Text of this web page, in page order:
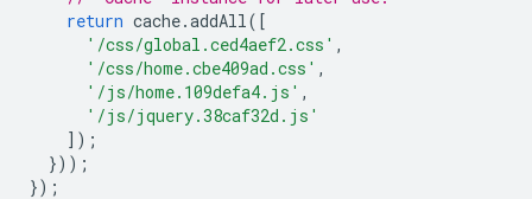
return cache.addAll([
'/css/global.ced4aef2.css' ,
'/css/home.cbe409ad.css' ,
'/js/home.109defa4.js' ,
'/js/jquery.38caf32d.js'
]);
}));
});